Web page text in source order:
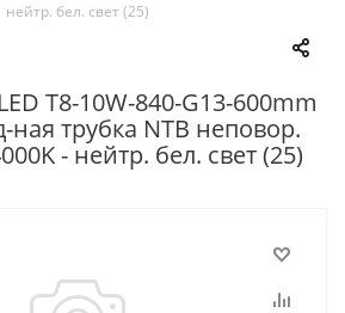
нейтр. бел. свет (25)
T8-10W-840-G13-600mm
ная трубка NTB неповор.
- нейтр. бел. свет (25)